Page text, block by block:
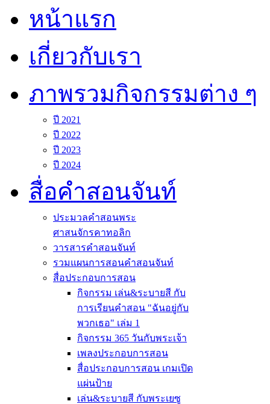
หน้าแรก
เกี่ยวกับเรา
ภาพรวมกิจกรรมต่าง ๆ
ปี 2021
ปี 2022
ปี 2023
ปี 2024
สื่อคำสอนจันท์
ประมวลคำสอนพระ
ศาสนจักรคาทอลิก
วารสารคำสอนจันท์
รวมแผนการสอนคำสอนจันท์
สื่อประกอบการสอน
กิจกรรม เล่น&ระบายสี กับ
การเรียนคำสอน "ฉันอยู่กับ
พวกเธอ" เล่ม 1
กิจกรรม 365 วันกับพระเจ้า
เพลงประกอบการสอน
สื่อประกอบการสอน เกมเปิด
แผ่นป้าย
เล่น&ระบายสี กับพระเยซู